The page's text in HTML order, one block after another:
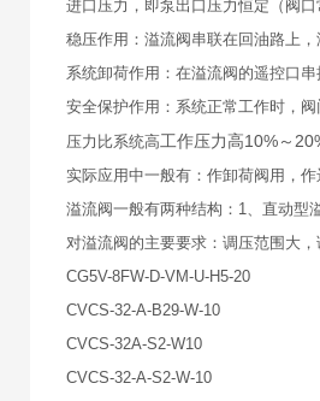
进口压力，即泵出口压力恒定（阀口
稳压作用：溢流阀串联在回油路上
系统卸荷作用：在溢流阀的遥控口
安全保护作用：系统正常工作时，
压力比系统高工作压力高10%～
实际应用中一般有：作卸荷阀用，
溢流阀一般有两种结构：1、直动型
对溢流阀的主要要求：调压范围大
CG5V-8FW-D-VM-U-H5-20
CVCS-32-A-B29-W-10
CVCS-32A-S2-W10
CVCS-32-A-S2-W-10